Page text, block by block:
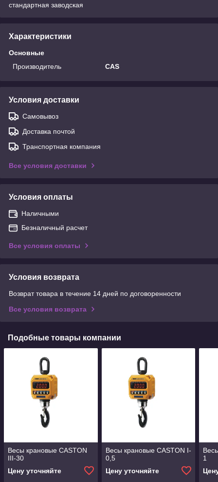
стандартная заводская
Характеристики
Основные
Производитель
CAS
Условия доставки
Самовывоз
Доставка почтой
Транспортная компания
Все условия доставки
Условия оплаты
Наличными
Безналичный расчет
Все условия оплаты
Условия возврата
Возврат товара в течение 14 дней по договоренности
Все условия возврата
Подобные товары компании
Весы крановые CASTON
III-30
Цену уточняйте
Весы крановые CASTON I-
0,5
Цену уточняйте
1